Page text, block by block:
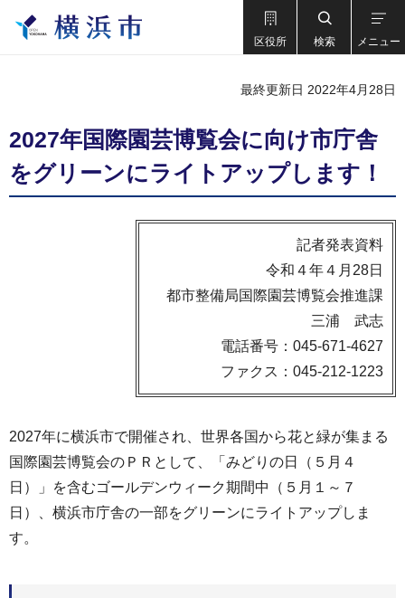
区役所 検索 メニュー
最終更新日 2022年4月28日
2027年国際園芸博覧会に向け市庁舎
をグリーンにライトアップします！
記者発表資料
令和４年４月28日
都市整備局国際園芸博覧会推進課
三浦 武志
電話番号：045-671-4627
ファクス：045-212-1223
2027年に横浜市で開催され、世界各国から花と緑が集まる
国際園芸博覧会のＰＲとして、「みどりの日（５月４
日）」を含むゴールデンウィーク期間中（５月１～７
日）、横浜市庁舎の一部をグリーンにライトアップしま
す。